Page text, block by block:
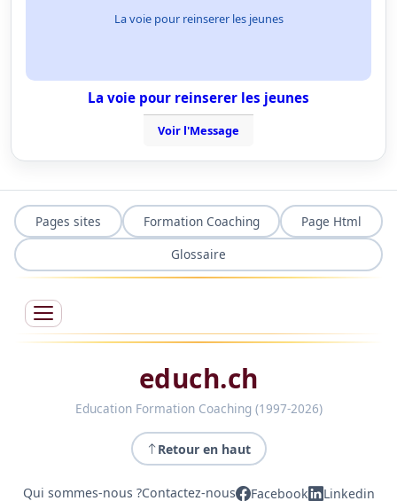
La voie pour reinserer les jeunes
La voie pour reinserer les jeunes
Voir l'Message
Pages sites Formation Coaching
Page Html
Glossaire
educh.ch
Education Formation Coaching (1997-2026)
Retour en haut
Qui sommes-nous ?Contactez-nous Facebook Linkedin